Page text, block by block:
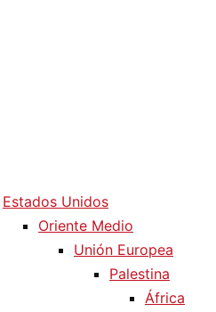
Estados Unidos
Oriente Medio
Unión Europea
Palestina
África